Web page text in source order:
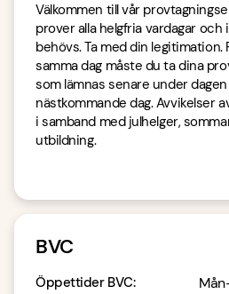
Välkommen till vår
prover alla helgfria vardagar
behövs. Ta med din
samma dag måste du ta dina
som lämnas senare under
nästkommande dag. Avvikelser
i samband med julhelger,
utbildning.
BVC
Öppettider BVC: